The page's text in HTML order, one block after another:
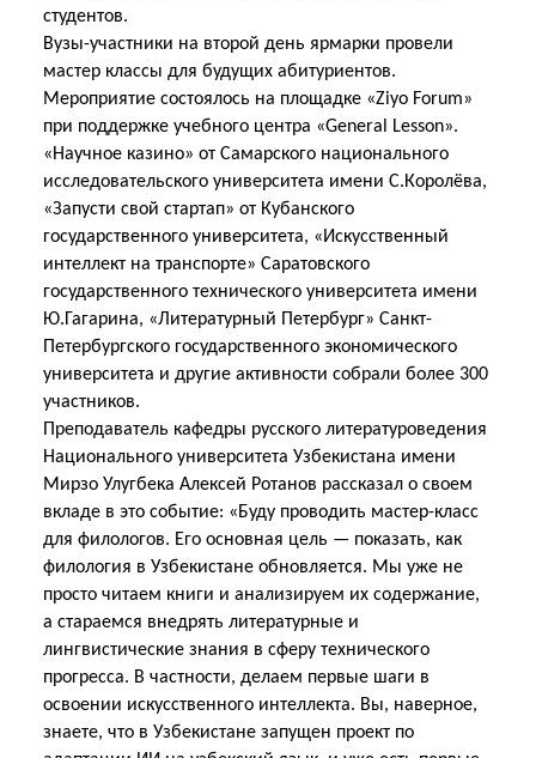
студентов.
Вузы-участники на второй день ярмарки провели
мастер классы для будущих абитуриентов.
Мероприятие состоялось на площадке «Ziyo Forum»
при поддержке учебного центра «General Lesson».
«Научное казино» от Самарского национального
исследовательского университета имени С.Королёва,
«Запусти свой стартап» от Кубанского
государственного университета, «Искусственный
интеллект на транспорте» Саратовского
государственного технического университета имени
Ю.Гагарина, «Литературный Петербург» Санкт-
Петербургского государственного экономического
университета и другие активности собрали более 300
участников.
Преподаватель кафедры русского литературоведения
Национального университета Узбекистана имени
Мирзо Улугбека Алексей Ротанов рассказал о своем
вкладе в это событие: «Буду проводить мастер-класс
для филологов. Его основная цель — показать, как
филология в Узбекистане обновляется. Мы уже не
просто читаем книги и анализируем их содержание,
а стараемся внедрять литературные и
лингвистические знания в сферу технического
прогресса. В частности, делаем первые шаги в
освоении искусственного интеллекта. Вы, наверное,
знаете, что в Узбекистане запущен проект по